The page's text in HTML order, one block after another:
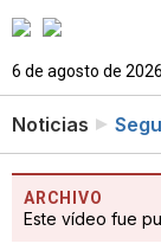
6 de agosto de 2026
Noticias
ARCHIVO
Este vídeo fue